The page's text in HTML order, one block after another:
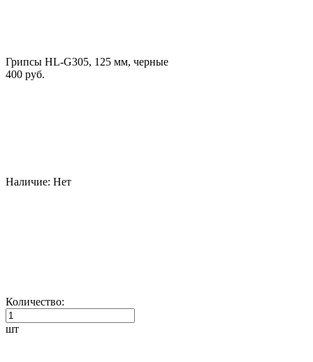
Грипсы HL-G305, 125 мм, черные
400 руб.
Наличие: Нет
Количество:
шт